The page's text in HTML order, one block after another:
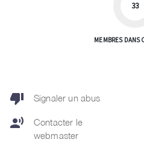
33
MEMBRES DANS
thumb_down Signaler un abus
record_voice_over
Contacter le
webmaster